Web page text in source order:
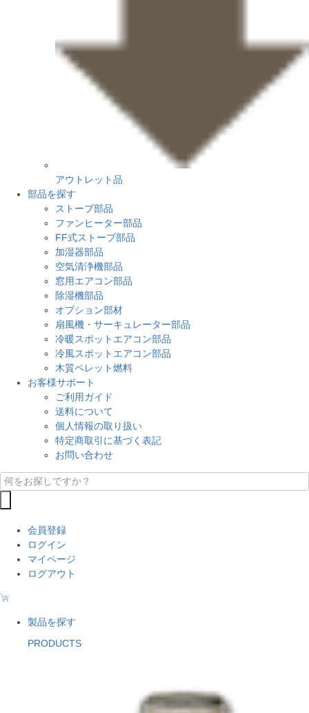
アウトレット品
部品を探す
ストーブ部品
ファンヒーター部品
FF式ストーブ部品
加湿器部品
空気清浄機部品
窓用エアコン部品
除湿機部品
オプション部材
扇風機・サーキュレーター部品
冷暖スポットエアコン部品
冷風スポットエアコン部品
木質ペレット燃料
お客様サポート
ご利用ガイド
送料について
個人情報の取り扱い
特定商取引に基づく表記
お問い合わせ
会員登録
ログイン
マイページ
ログアウト
製品を探す
PRODUCTS